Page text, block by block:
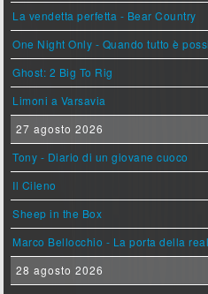
La vendetta perfetta - Bear Country
One Night Only - Quando tutto è
Ghost: 2 Big To Rig
Limoni a Varsavia
27 agosto 2026
Tony - Diario di un giovane cuoco
Il Cileno
Sheep in the Box
Marco Bellocchio - La porta della
28 agosto 2026